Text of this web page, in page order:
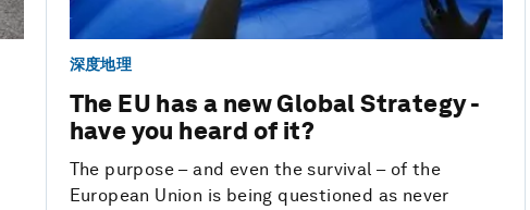
深度地理
The EU has a new Global Strategy -
have you heard of it?
The purpose – and even the survival – of the
European Union is being questioned as never